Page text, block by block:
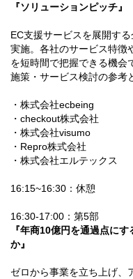
『ソリューションピッチ』
EC支援サービスを展開す
実施。各社のサービス特徴
を短時間で把握できる機会
施策・サービス検討の参考
・株式会社ecbeing
・checkout株式会社
・株式会社visumo
・Repro株式会社
・株式会社エルテックス
16:15~16:30：休憩
16:30-17:00：第5部
『年商10億円を通過点に
か』
ゼロから事業を立ち上げ、